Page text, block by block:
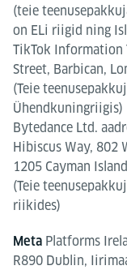
(teie
on ELi riigid ning
TikTok Information
Street, Barbican,
(Teie
Ühendkuningriigis)
Bytedance Ltd.
Hibiscus Way, 802
1205 Cayman
(Teie
riikides)
Meta Platforms
R890 Dublin,